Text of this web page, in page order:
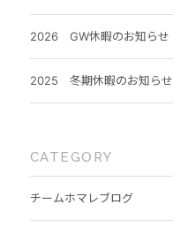
2026 GW休暇のお知らせ
2025 冬期休暇のお知らせ
CATEGORY
チームホマレブログ